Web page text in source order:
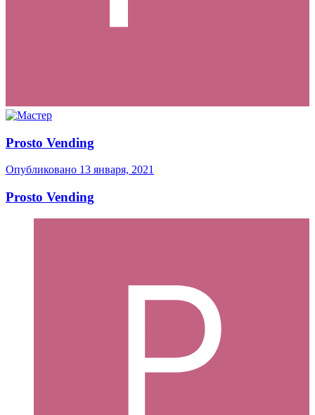
Prosto Vending
Опубликовано 13 января, 2021
Prosto Vending